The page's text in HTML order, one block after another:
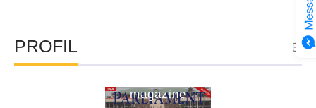
PROFIL
magazine